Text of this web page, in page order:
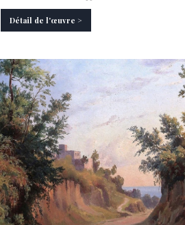
Détail de l'œuvre >